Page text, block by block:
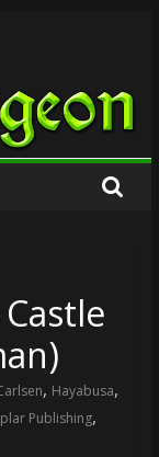
, Hayabusa,
Publishing,